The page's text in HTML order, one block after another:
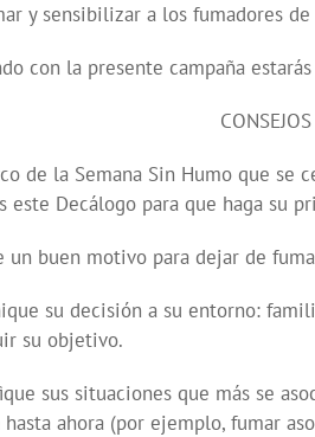
y sensibilizar a los fumadores
con la presente campaña
de la Semana Sin Humo que se
este Decálogo para que haga su
un buen motivo para dejar de
su decisión a su entorno:
su objetivo.
sus situaciones que más se
ahora (por ejemplo, fumar